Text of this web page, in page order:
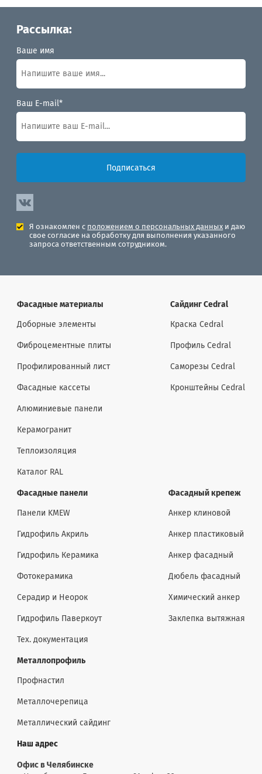
Рассылка:
Ваше имя
Ваш E-mail*
Подписаться
Я ознакомлен с положением о персональных данных и даю
свое согласие на обработку для выполнения указанного
запроса ответственным сотрудником.
Фасадные материалы
Доборные элементы
Фиброцементные плиты
Профилированный лист
Фасадные кассеты
Алюминиевые панели
Керамогранит
Теплоизоляция
Каталог RAL
Сайдинг Cedral
Краска Cedral
Профиль Cedral
Саморезы Cedral
Кронштейны Cedral
Фасадные панели
Панели KMEW
Гидрофиль Акриль
Гидрофиль Керамика
Фотокерамика
Серадир и Неорок
Гидрофиль Паверкоут
Тех. документация
Фасадный крепеж
Анкер клиновой
Анкер пластиковый
Анкер фасадный
Дюбель фасадный
Химический анкер
Заклепка вытяжная
Металлопрофиль
Профнастил
Металлочерепица
Металлический сайдинг
Наш адрес
Офис в Челябинске